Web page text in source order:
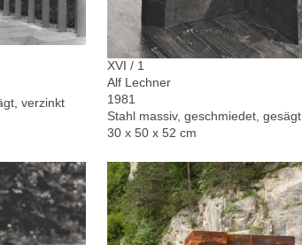
verzinkt
XVI / 1
Alf Lechner
1981
Stahl massiv, geschmiedet, gesägt
30 x 50 x 52 cm